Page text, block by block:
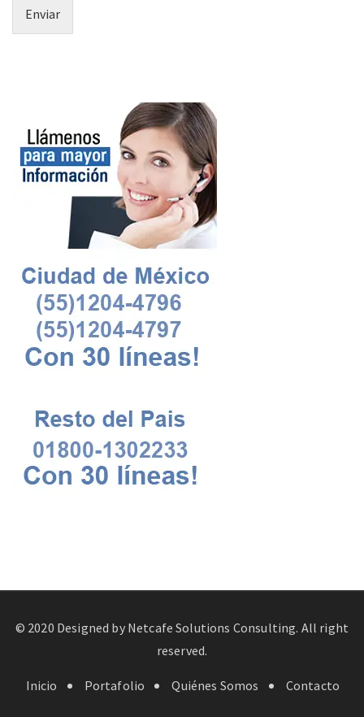
Enviar
© 2020 Designed by Netcafe Solutions Consulting. All right
reserved.
Inicio Portafolio Quiénes Somos Contacto